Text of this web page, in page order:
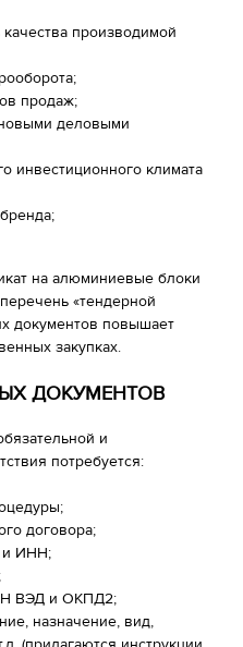
производимой
продаж;
деловыми
инвестиционного климата
на алюминиевые блоки
«тендерной
документов повышает
закупках.
ДОКУМЕНТОВ
и
потребуется:
договора;
и ИНН;
ВЭД и ОКПД2;
назначение, вид,